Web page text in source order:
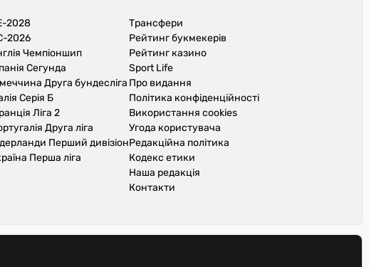
2028
2026
Чемпіоншип
Сегунда
Друга бундесліга
Серія Б
Ліга 2
Друга ліга
Перший дивізіон
Перша ліга
Трансфери
Рейтинг букмекерів
Рейтинг казино
Sport Life
Про видання
Політика конфіденційності
Використання cookies
Угода користувача
Редакційна політика
Кодекс етики
Наша редакція
Контакти